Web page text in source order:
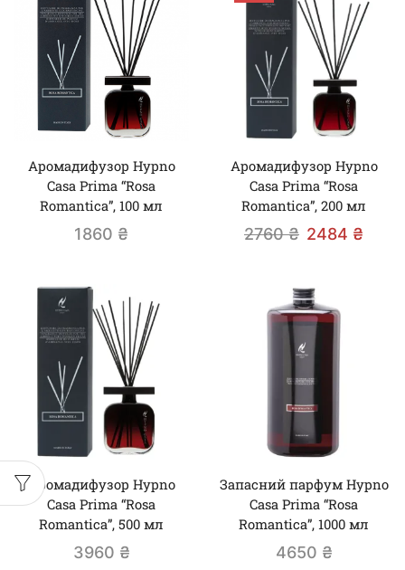
Аромадифузор Hypno
Casa Prima “Rosa
Romantica”, 100 мл
1860 ₴
Аромадифузор Hypno
Casa Prima “Rosa
Romantica”, 200 мл
2760₴ 2484 ₴
Аромадифузор Hypno
Casa Prima “Rosa
Romantica”, 500 мл
3960 ₴
Запасний парфум Hypno
Casa Prima “Rosa
Romantica”, 1000 мл
4650 ₴